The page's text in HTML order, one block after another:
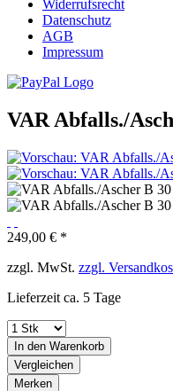
Widerrufsrecht
Datenschutz
AGB
Impressum
VAR Abfalls./
249,00 € *
zzgl. MwSt. zzgl.
Lieferzeit ca. 5 Tage
In den Warenkorb
Vergleichen
Merken